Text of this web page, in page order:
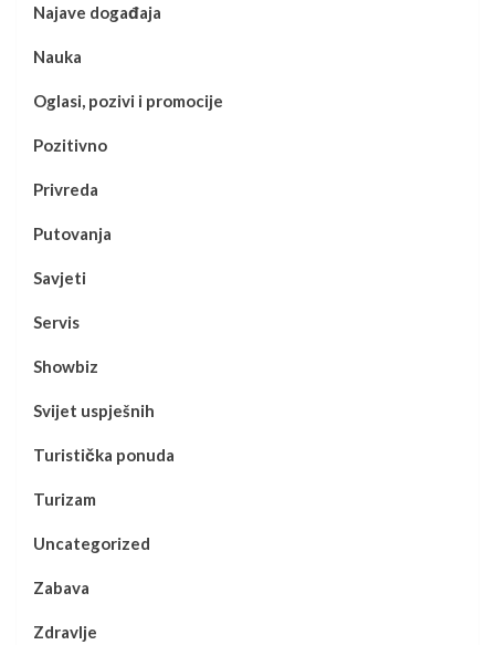
Najave događaja
Nauka
Oglasi, pozivi i promocije
Pozitivno
Privreda
Putovanja
Savjeti
Servis
Showbiz
Svijet uspješnih
Turistička ponuda
Turizam
Uncategorized
Zabava
Zdravlje